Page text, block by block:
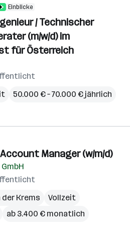
Einblicke
/ Technischer
(m/w/d) im
für Österreich
50.000 € – 70.000 € jährlich
Manager (w/m/d)
GmbH
Krems
Vollzeit
ab 3.400 € monatlich